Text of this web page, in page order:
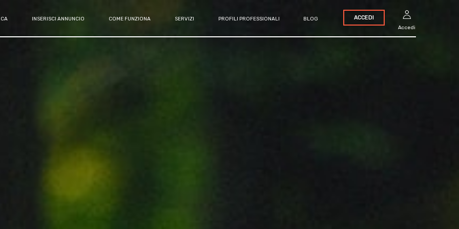
INSERISCI ANNUNCIO COME FUNZIONA SERVIZI PROFILI PROFESSIONALI BLOG ACCEDI
Accedi